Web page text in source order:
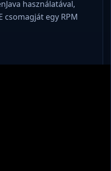
használatával,
csomagját egy RPM